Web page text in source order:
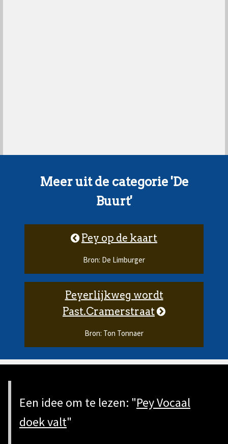
Meer uit de categorie 'De
Buurt'
Pey op de kaart
Bron: De Limburger
Peyerlijkweg wordt
Past.Cramerstraat
Bron: Ton Tonnaer
Een idee om te lezen: "Pey Vocaal
doek valt"